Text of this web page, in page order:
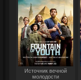
Источник вечной
молодости